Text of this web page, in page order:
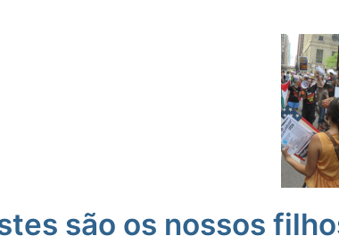
são os nossos